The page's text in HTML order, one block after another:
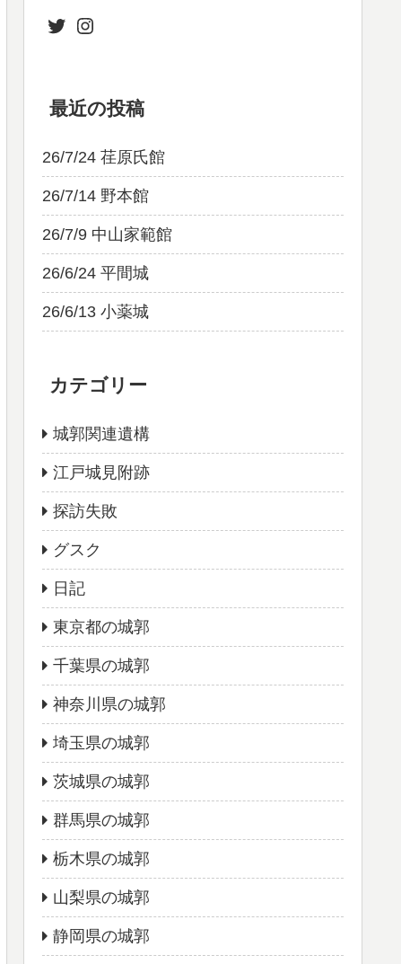
Twitter
最近の投稿
26/7/24 荏原氏館
26/7/14 野本館
26/7/9 中山家範館
26/6/24 平間城
26/6/13 小薬城
カテゴリー
城郭関連遺構
江戸城見附跡
探訪失敗
グスク
日記
東京都の城郭
千葉県の城郭
神奈川県の城郭
埼玉県の城郭
茨城県の城郭
群馬県の城郭
栃木県の城郭
山梨県の城郭
静岡県の城郭